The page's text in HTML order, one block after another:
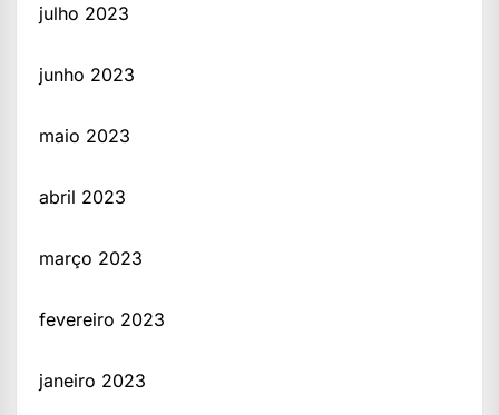
julho 2023
junho 2023
maio 2023
abril 2023
março 2023
fevereiro 2023
janeiro 2023